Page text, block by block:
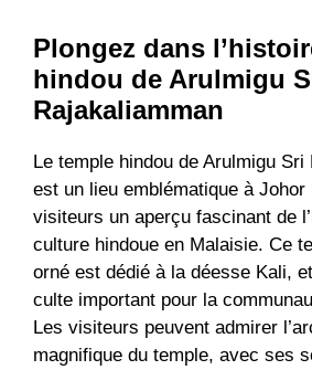
Plongez dans
hindou de Arulmigu
Rajakaliamman
Le temple hindou de Arulmigu Sri
est un lieu emblématique à
visiteurs un aperçu fascinant de
culture hindoue en Malaisie. Ce
orné est dédié à la déesse Kali,
culte important pour la
Les visiteurs peuvent admirer
magnifique du temple, avec ses